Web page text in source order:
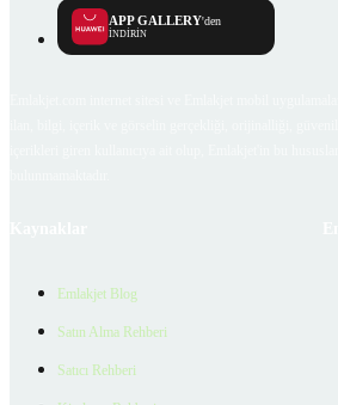
APP GALLERY'den
İNDİRİN
Emlakjet Blog
Satın Alma Rehberi
Satıcı Rehberi